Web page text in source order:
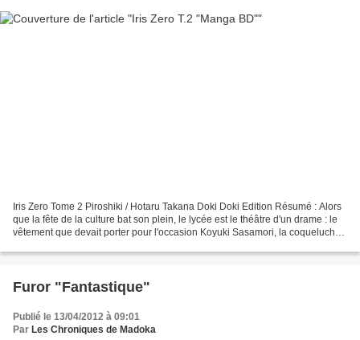
Iris Zero Tome 2 Piroshiki / Hotaru Takana Doki Doki Edition Résumé : Alors
que la fête de la culture bat son plein, le lycée est le théâtre d'un drame : le
vêtement que devait porter pour l'occasion Koyuki Sasamori, la coqueluche
Furor "Fantastique"
Publié le 13/04/2012 à 09:01
Par Les Chroniques de Madoka